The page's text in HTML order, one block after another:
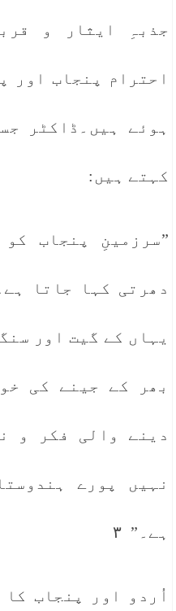
جذبہِ ایثار و
احترام پنجاب اور
ہوئے ہیں۔ڈاکٹر
کہتے ہیں:
”سرزمینِ پنجاب
دھرتی کہا جاتا
یہاں کے گیت اور
بھر کے جینے کی
دینے والی فکر و
نہیں پورے
ہے۔” ٣
اُردو اور پنجاب